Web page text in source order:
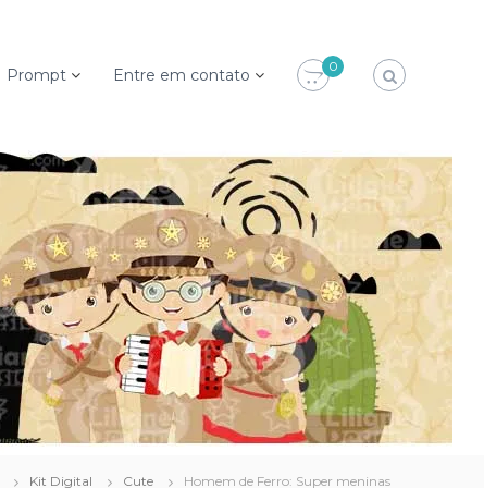
Prompt Entre em contato 0
Kit Digital Cute Homem de Ferro: Super meninas